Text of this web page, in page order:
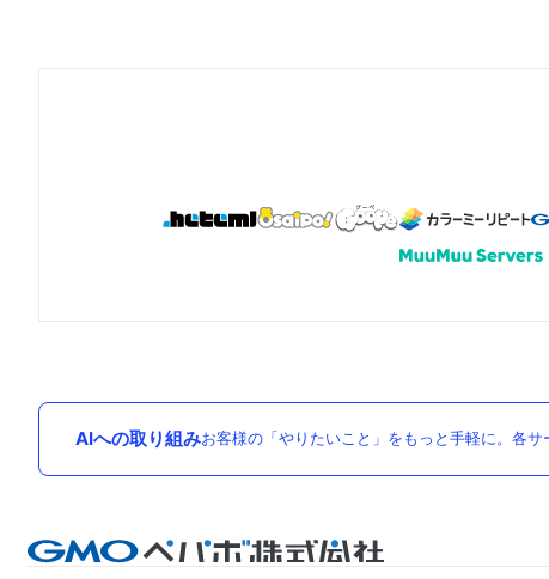
AIへの取り組みお客様の「やりたいこと」をもっと手軽に。各